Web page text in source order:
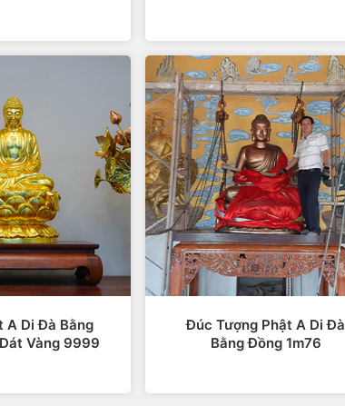
cường sự tập trung, dũng khí.
A Di Đà Bằng
Vàng 9999
Đúc Tượng Phật A Di Đà
Bằng Đồng 1m76